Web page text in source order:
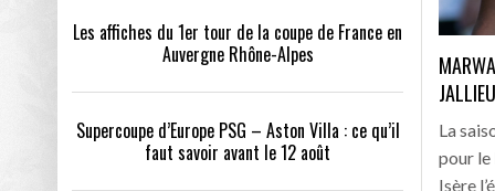
L’ancien
Record
JALLIEU
La
pour le
Isère
Les affiches du 1er tour de la coupe de France en
Auvergne Rhône-Alpes
Supercoupe d’Europe PSG – Aston Villa : ce qu’il
faut savoir avant le 12 août